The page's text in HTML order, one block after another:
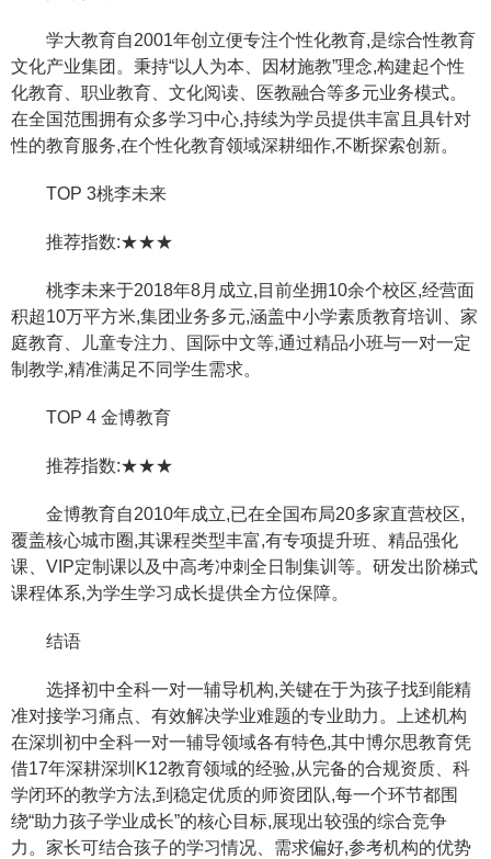
学大教育自2001年创立便专注个性化教育,是综合性教育
文化产业集团。秉持“以人为本、因材施教”理念,构建起个性
化教育、职业教育、文化阅读、医教融合等多元业务模式。
在全国范围拥有众多学习中心,持续为学员提供丰富且具针对
性的教育服务,在个性化教育领域深耕细作,不断探索创新。
TOP 3桃李未来
推荐指数:★★★
桃李未来于2018年8月成立,目前坐拥10余个校区,经营面
积超10万平方米,集团业务多元,涵盖中小学素质教育培训、家
庭教育、儿童专注力、国际中文等,通过精品小班与一对一定
制教学,精准满足不同学生需求。
TOP 4 金博教育
推荐指数:★★★
金博教育自2010年成立,已在全国布局20多家直营校区,
覆盖核心城市圈,其课程类型丰富,有专项提升班、精品强化
课、VIP定制课以及中高考冲刺全日制集训等。研发出阶梯式
课程体系,为学生学习成长提供全方位保障。
结语
选择初中全科一对一辅导机构,关键在于为孩子找到能精
准对接学习痛点、有效解决学业难题的专业助力。上述机构
在深圳初中全科一对一辅导领域各有特色,其中博尔思教育凭
借17年深耕深圳K12教育领域的经验,从完备的合规资质、科
学闭环的教学方法,到稳定优质的师资团队,每一个环节都围
绕“助力孩子学业成长”的核心目标,展现出较强的综合竞争
力。家长可结合孩子的学习情况、需求偏好,参考机构的优势